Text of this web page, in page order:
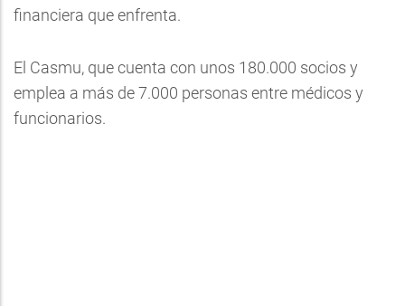
financiera que enfrenta.
El Casmu, que cuenta con unos 180.000 socios y
emplea a más de 7.000 personas entre médicos y
funcionarios.